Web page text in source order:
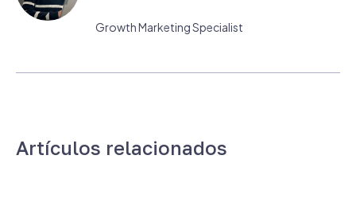
Growth Marketing Specialist
Artículos relacionados